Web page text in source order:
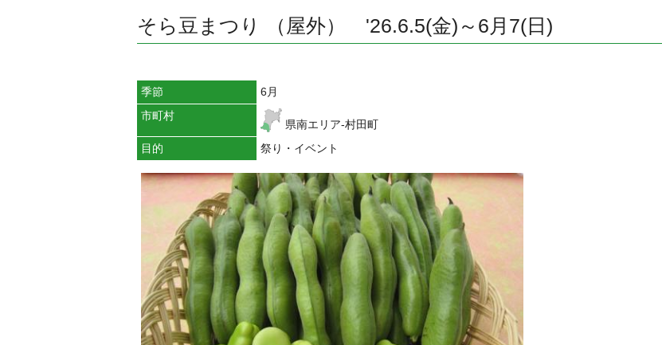
そら豆まつり （屋外） '26.6.5(金)～6月7(日)
季節
6月
市町村
県南エリア-村田町
目的
祭り・イベント